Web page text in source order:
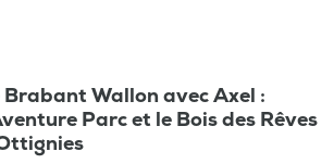
Brabant Wallon avec Axel :
Parc et le Bois des Rêves